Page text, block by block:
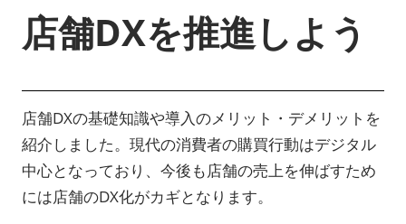
店舗DXを推進しよう
店舗DXの基礎知識や導入のメリット・デメリットを
紹介しました。現代の消費者の購買行動はデジタル
中心となっており、今後も店舗の売上を伸ばすため
には店舗のDX化がカギとなります。